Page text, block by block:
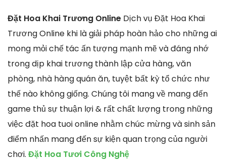
Đặt Hoa Khai Trương Online Dịch vụ Đặt Hoa Khai
Trương Online khi là giải pháp hoàn hảo cho những ai
mong mỏi chế tác ấn tượng mạnh mẽ và đáng nhớ
trong dịp khai trương thành lập cửa hàng, văn
phòng, nhà hàng quán ăn, tuyệt bất kỳ tổ chức như
thế nào không giống. Chúng tôi mang về mang đến
game thủ sự thuận lợi & rất chất lượng trong những
việc đặt hoa tuoi online nhằm chúc mừng và sinh sản
điểm nhấn mang đến sự kiện quan trọng của người
chơi. Đặt Hoa Tươi Công Nghệ